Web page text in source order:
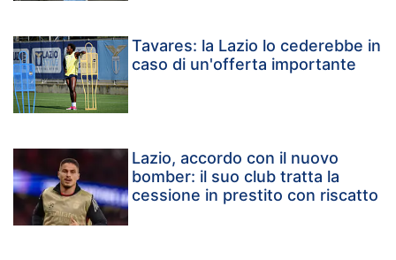
Tavares: la Lazio lo cederebbe in
caso di un'offerta importante
Lazio, accordo con il nuovo
bomber: il suo club tratta la
cessione in prestito con riscatto